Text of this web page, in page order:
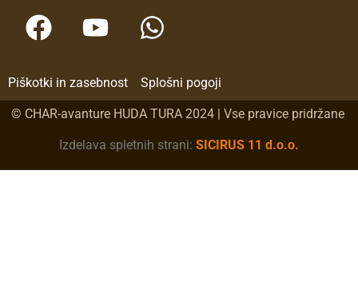
Piškotki in zasebnost Splošni pogoji
© CHAR-avanture HUDA TURA 2024 | Vse pravice pridržane
Izdelava spletnih strani: SICIRUS 11 d.o.o.